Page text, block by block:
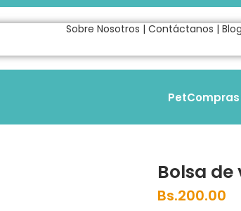
Sobre Nosotros |Contáctanos |Blog
Bolsa
Bs.200.00